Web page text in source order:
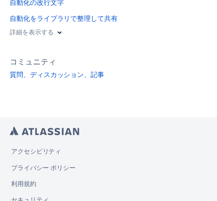
自動化の改行文字
自動化をライブラリで整理して共有
詳細を表示する
コミュニティ
質問、ディスカッション、記事
アクセシビリティ
プライバシー ポリシー
利用規約